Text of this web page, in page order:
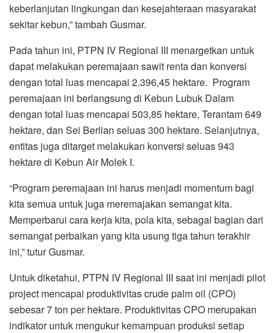
keberlanjutan lingkungan dan kesejahteraan masyarakat
sekitar kebun,” tambah Gusmar.
Pada tahun ini, PTPN IV Regional III menargetkan untuk
dapat melakukan peremajaan sawit renta dan konversi
dengan total luas mencapai 2.396,45 hektare. Program
peremajaan ini berlangsung di Kebun Lubuk Dalam
dengan total luas mencapai 503,85 hektare, Terantam 649
hektare, dan Sei Berlian seluas 300 hektare. Selanjutnya,
entitas juga ditarget melakukan konversi seluas 943
hektare di Kebun Air Molek I.
“Program peremajaan ini harus menjadi momentum bagi
kita semua untuk juga meremajakan semangat kita.
Memperbarui cara kerja kita, pola kita, sebagai bagian dari
semangat perbaikan yang kita usung tiga tahun terakhir
ini,” tutur Gusmar.
Untuk diketahui, PTPN IV Regional III saat ini menjadi pilot
project mencapai produktivitas crude palm oil (CPO)
sebesar 7 ton per hektare. Produktivitas CPO merupakan
indikator untuk mengukur kemampuan produksi setiap